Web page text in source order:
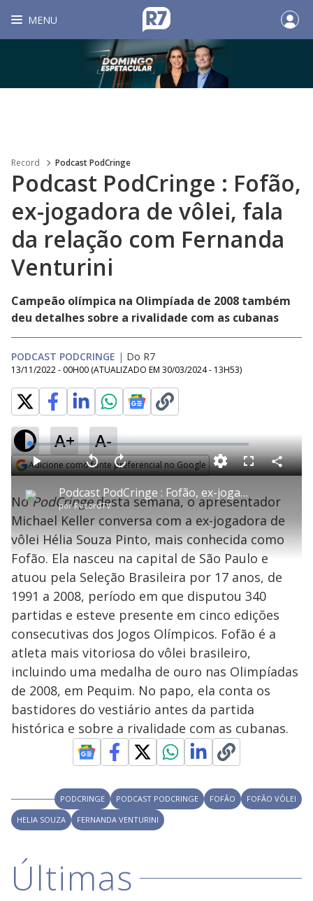
MENU
Record Podcast PodCringe
Podcast PodCringe : Fofão,
ex-jogadora de vôlei, fala
da relação com Fernanda
Venturini
Campeão olímpica na Olimpíada de 2008 também
deu detalhes sobre a rivalidade com as cubanas
PODCAST PODCRINGE | Do R7
13/11/2022 - 00H00 (ATUALIZADO EM 30/03/2024 - 13H53)
A+ A-
Adicione como fonte preferencial no Google
P
l
a
y
V
i
d
e
o
Podcast PodCringe : Fofão, ex-jogadora de vôlei, fala da relação com Fernanda Venturini
porRecordTV
P V
t
a
r
0
e
g
n
d
o
s
A
n
ç
a
1
s
e
u
n
o
s
M
u
d
o
L
o
a
d
e
:
0
.
4
3
%
F
s
c
e
n
C
o
a
r
l
a
NoPodCringedesta semana, o apresentador
Michael Keller conversa com a ex-jogadora de
vôlei Hélia Souza Pinto, mais conhecida como
Fofão. Ela nasceu na capital de São Paulo e
atuou pela Seleção Brasileira por 17 anos, de
1991 a 2008, período em que disputou 340
partidas e esteve presente em cinco edições
consecutivas dos Jogos Olímpicos. Fofão é a
atleta mais vitoriosa do vôlei brasileiro,
incluindo uma medalha de ouro nas Olimpíadas
de 2008, em Pequim. No papo, ela conta os
bastidores do vestiário antes da partida
histórica e sobre a rivalidade com as cubanas.
PODCRINGE PODCAST PODCRINGE FOFÃO
FOFÃO VÔLEI
HELIA SOUZA
FERNANDA VENTURINI
Últimas